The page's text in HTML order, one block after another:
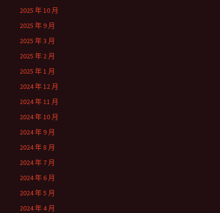
2025 年 10 月
2025 年 9 月
2025 年 3 月
2025 年 2 月
2025 年 1 月
2024 年 12 月
2024 年 11 月
2024 年 10 月
2024 年 9 月
2024 年 8 月
2024 年 7 月
2024 年 6 月
2024 年 5 月
2024 年 4 月